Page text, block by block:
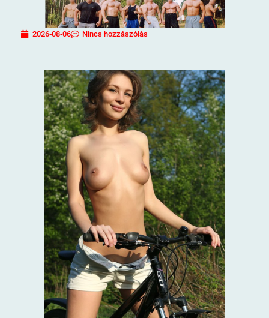
2026-08-06 Nincs hozzászólás